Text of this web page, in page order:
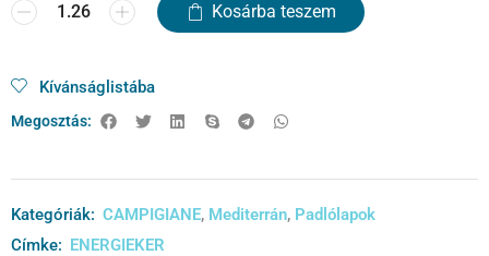
Kosárba teszem
Kívánságlistába
Megosztás:
Kategóriák: CAMPIGIANE, Mediterrán, Padlólapok
Címke: ENERGIEKER